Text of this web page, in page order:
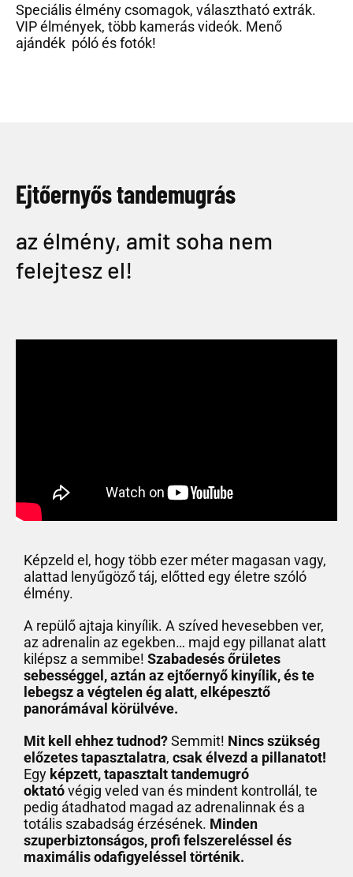
Speciális élmény csomagok, választható extrák.
VIP élmények, több kamerás videók. Menő
ajándék póló és fotók!
Ejtőernyős tandemugrás
az élmény, amit soha nem
felejtesz el!
Képzeld el, hogy több ezer méter magasan vagy,
alattad lenyűgöző táj, előtted egy életre szóló
élmény.
A repülő ajtaja kinyílik. A szíved hevesebben ver,
az adrenalin az egekben… majd egy pillanat alatt
kilépsz a semmibe! Szabadesés őrületes
sebességgel, aztán az ejtőernyő kinyílik, és te
lebegsz a végtelen ég alatt, elképesztő
panorámával körülvéve.
Mit kell ehhez tudnod?Semmit! Nincs szükség
előzetes tapasztalatra, csak élvezd a pillanatot!
Egy képzett, tapasztalt tandemugró
oktatóvégig veled van és mindent kontrollál, te
pedig átadhatod magad az adrenalinnak és a
totális szabadság érzésének. Minden
szuperbiztonságos, profi felszereléssel és
maximális odafigyeléssel történik.